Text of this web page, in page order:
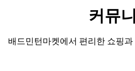
커뮤
배드민턴마켓에서 편리한 쇼핑